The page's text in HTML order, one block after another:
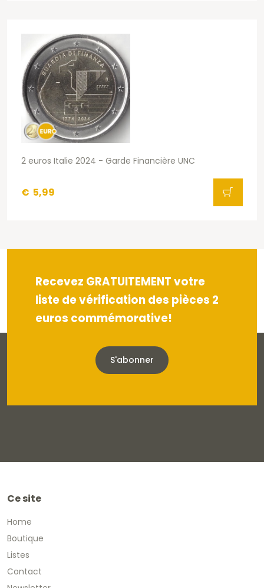
2 euros Italie 2024 - Garde Financière UNC
€ 5,99
Recevez GRATUITEMENT votre
liste de vérification des pièces 2
euros commémorative!
S'abonner
Ce site
Home
Boutique
Listes
Contact